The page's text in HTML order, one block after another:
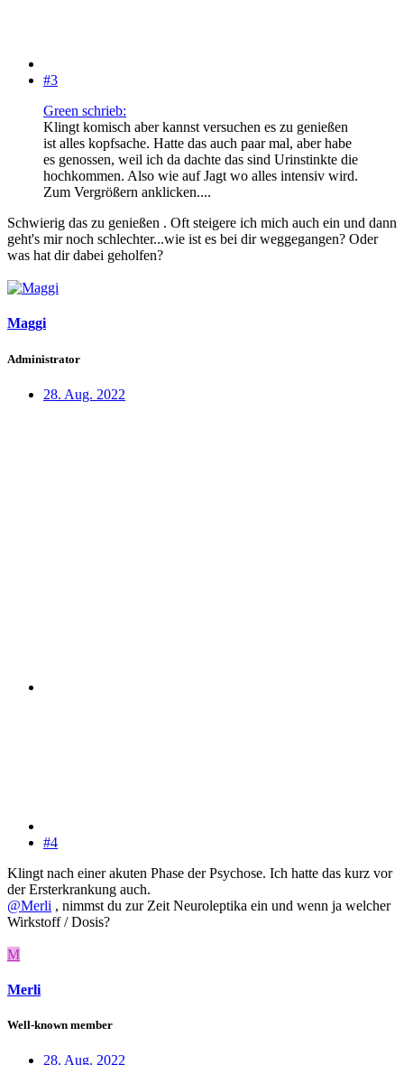
#3
Green schrieb:
Klingt komisch aber kannst versuchen es zu genießen
ist alles kopfsache. Hatte das auch paar mal, aber habe
es genossen, weil ich da dachte das sind Urinstinkte die
hochkommen. Also wie auf Jagt wo alles intensiv wird.
Zum Vergrößern anklicken....
Schwierig das zu genießen . Oft steigere ich mich auch ein und dann
geht's mir noch schlechter...wie ist es bei dir weggegangen? Oder
was hat dir dabei geholfen?
Maggi
Administrator
28. Aug. 2022
#4
Klingt nach einer akuten Phase der Psychose. Ich hatte das kurz vor
der Ersterkrankung auch.
@Merli , nimmst du zur Zeit Neuroleptika ein und wenn ja welcher
Wirkstoff / Dosis?
M
Merli
Well-known member
28. Aug. 2022